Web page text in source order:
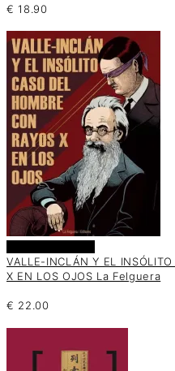
€ 18.90
VALLE-INCLÁN Y EL
X EN LOS OJOS La Felguera
€ 22.00